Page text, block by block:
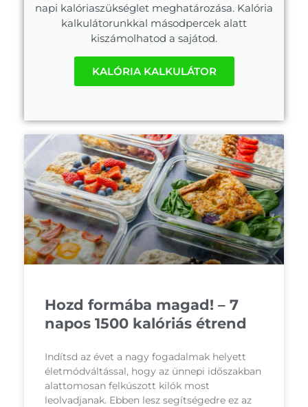
napi kalóriaszükséglet meghatározása. Kalória
kalkulátorunkkal másodpercek alatt
kiszámolhatod a sajátod.
KALÓRIA KALKULÁTOR
Hozd formába magad! – 7
napos 1500 kalóriás étrend
Indítsd az évet a nagy fogadalmak helyett
életmódváltással, hogy az ünnepi időszakban
alattomosan felkúszott kilók most
leolvadjanak. Ebben lesz segítségedre ez az